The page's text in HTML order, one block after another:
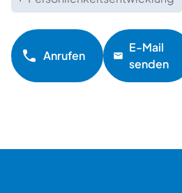
Anrufen
E-Mail
senden